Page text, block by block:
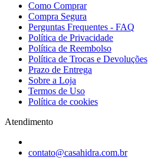
Como Comprar
Compra Segura
Perguntas Frequentes - FAQ
Política de Privacidade
Política de Reembolso
Política de Trocas e Devoluções
Prazo de Entrega
Sobre a Loja
Termos de Uso
Política de cookies
Atendimento
contato@casahidra.com.br